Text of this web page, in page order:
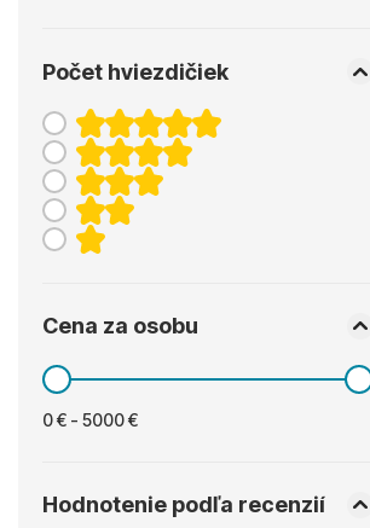
Počet hviezdičiek
Cena za osobu
0 € - 5000 €
Hodnotenie podľa recenzií